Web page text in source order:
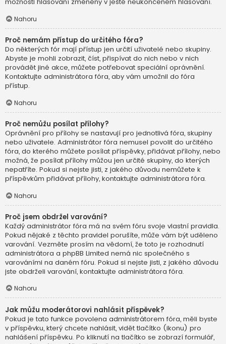
možnosti hlasování změněny v ještě neukončeném hlasování.
Nahoru
Proč nemám přístup do určitého fóra?
Do některých fór mají přístup jen určití uživatelé nebo skupiny.
Abyste je mohli zobrazit, číst, přispívat do nich nebo v nich
provádět jiné akce, můžete potřebovat speciální oprávnění.
Kontaktujte administrátora fóra, aby vám umožnil do fóra
přístup.
Nahoru
Proč nemůžu posílat přílohy?
Oprávnění pro přílohy se nastavují pro jednotlivá fóra, skupiny
nebo uživatele. Administrátor fóra nemusel povolit do určitého
fóra, do kterého můžete posílat příspěvky, přidávat přílohy, nebo
možná, že posílat přílohy můžou jen určité skupiny, do kterých
nepatříte. Pokud si nejste jisti, z jakého důvodu nemůžete k
příspěvkům přidávat přílohy, kontaktujte administrátora fóra.
Nahoru
Proč jsem obdržel varování?
Každý administrátor fóra má na svém fóru svoje vlastní pravidla.
Pokud nějaké z těchto pravidel porušíte, může vám být uděleno
varování. Vezměte prosím na vědomí, že toto je rozhodnutí
administrátora a phpBB Limited nemá nic společného s
varováními na daném fóru. Pokud si nejste jisti, z jakého důvodu
jste obdrželi varování, kontaktujte administrátora fóra.
Nahoru
Jak můžu moderátorovi nahlásit příspěvek?
Pokud je tato funkce povolena administrátorem fóra, měli byste
v příspěvku, který chcete nahlásit, vidět tlačítko (ikonu) pro
nahlášení příspěvku. Po kliknutí na tlačítko se zobrazí formulář,